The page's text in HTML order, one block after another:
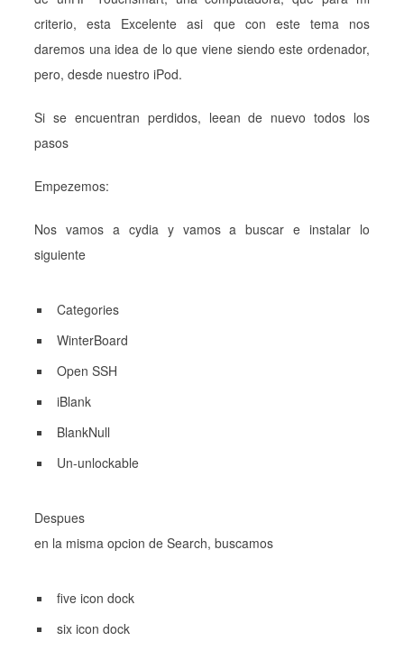
criterio, esta Excelente asi que con este tema nos
daremos una idea de lo que viene siendo este ordenador,
pero, desde nuestro iPod.
Si se encuentran perdidos, leean de nuevo todos los
pasos
Empezemos:
Nos vamos a cydia y vamos a buscar e instalar lo
siguiente
Categories
WinterBoard
Open SSH
iBlank
BlankNull
Un-unlockable
Despues
en la misma opcion de Search, buscamos
five icon dock
six icon dock